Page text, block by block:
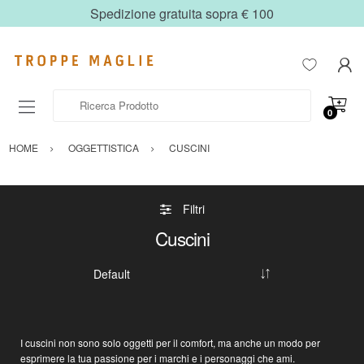
Spedizione gratuita sopra € 100
0
HOME OGGETTISTICA CUSCINI
Filtri
Cuscini
Icuscini non sono solo oggetti per il comfort, ma anche un modo per
esprimere la tua passione per i marchi e i personaggi che ami.